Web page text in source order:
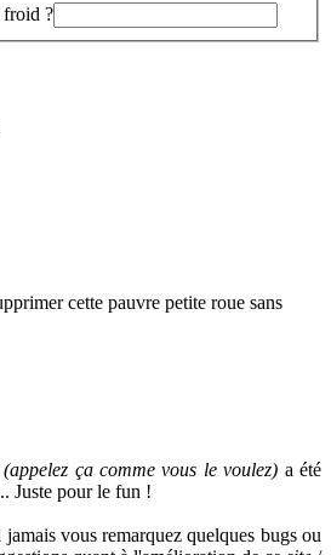
froid ?
cette pauvre petite roue sans
ça comme vous le voulez) a été
Juste pour le fun !
vous remarquez quelques bugs ou